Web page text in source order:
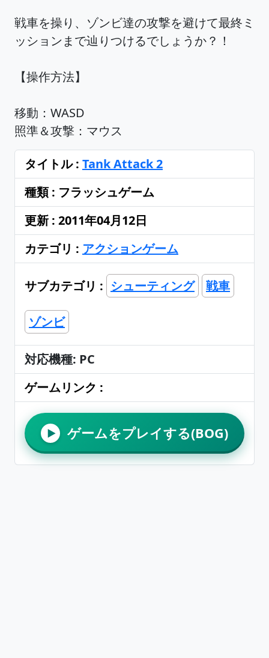
戦車を操り、ゾンビ達の攻撃を避けて最終ミ
ッションまで辿りつけるでしょうか？！
【操作方法】
移動：WASD
照準＆攻撃：マウス
タイトル : Tank Attack 2
種類 : フラッシュゲーム
更新 : 2011年04月12日
カテゴリ : アクションゲーム
サブカテゴリ : シューティング 戦車
ゾンビ
対応機種: PC
ゲームリンク :
▶ ゲームをプレイする(BOG)